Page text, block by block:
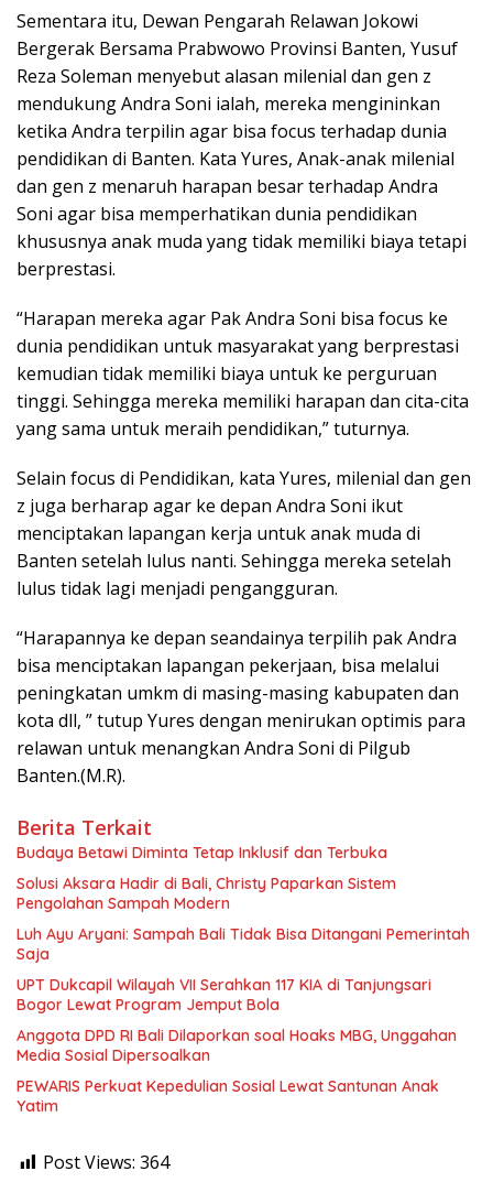
Sementara itu, Dewan Pengarah Relawan Jokowi
Bergerak Bersama Prabwowo Provinsi Banten, Yusuf
Reza Soleman menyebut alasan milenial dan gen z
mendukung Andra Soni ialah, mereka mengininkan
ketika Andra terpilin agar bisa focus terhadap dunia
pendidikan di Banten. Kata Yures, Anak-anak milenial
dan gen z menaruh harapan besar terhadap Andra
Soni agar bisa memperhatikan dunia pendidikan
khususnya anak muda yang tidak memiliki biaya tetapi
berprestasi.
“Harapan mereka agar Pak Andra Soni bisa focus ke
dunia pendidikan untuk masyarakat yang berprestasi
kemudian tidak memiliki biaya untuk ke perguruan
tinggi. Sehingga mereka memiliki harapan dan cita-cita
yang sama untuk meraih pendidikan,” tuturnya.
Selain focus di Pendidikan, kata Yures, milenial dan gen
z juga berharap agar ke depan Andra Soni ikut
menciptakan lapangan kerja untuk anak muda di
Banten setelah lulus nanti. Sehingga mereka setelah
lulus tidak lagi menjadi pengangguran.
“Harapannya ke depan seandainya terpilih pak Andra
bisa menciptakan lapangan pekerjaan, bisa melalui
peningkatan umkm di masing-masing kabupaten dan
kota dll, ” tutup Yures dengan menirukan optimis para
relawan untuk menangkan Andra Soni di Pilgub
Banten.(M.R).
Berita Terkait
Budaya Betawi Diminta Tetap Inklusif dan Terbuka
Solusi Aksara Hadir di Bali, Christy Paparkan Sistem
Pengolahan Sampah Modern
Luh Ayu Aryani: Sampah Bali Tidak Bisa Ditangani Pemerintah
Saja
UPT Dukcapil Wilayah VII Serahkan 117 KIA di Tanjungsari
Bogor Lewat Program Jemput Bola
Anggota DPD RI Bali Dilaporkan soal Hoaks MBG, Unggahan
Media Sosial Dipersoalkan
PEWARIS Perkuat Kepedulian Sosial Lewat Santunan Anak
Yatim
Post Views: 364